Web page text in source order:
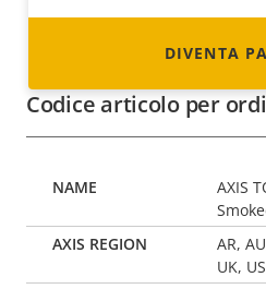
DIVENTA
Codice articolo per
AXIS
AR,
UK, US